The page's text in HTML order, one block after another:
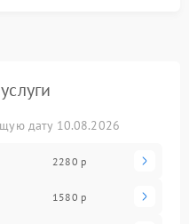
дату 10.08.2026
2280 р
1580 р